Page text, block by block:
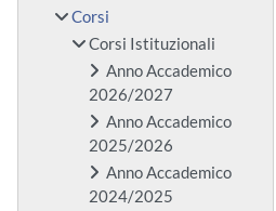
Corsi
Corsi Istituzionali
Anno Accademico
2026/2027
Anno Accademico
2025/2026
Anno Accademico
2024/2025